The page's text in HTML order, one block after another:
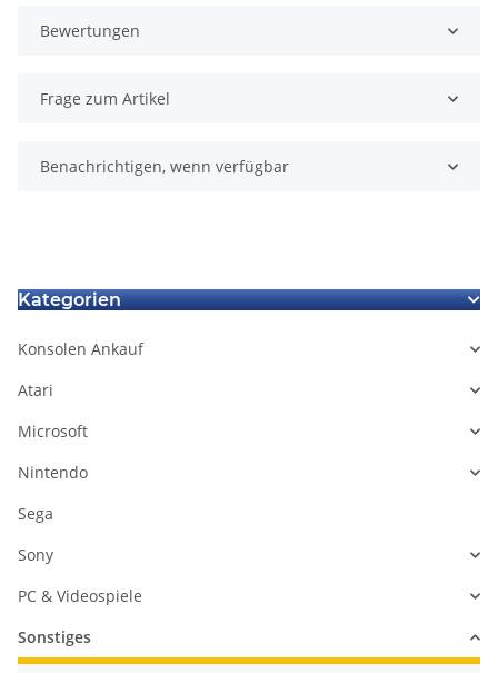
Bewertungen
Frage zum Artikel
Benachrichtigen, wenn verfügbar
Kategorien
Konsolen Ankauf
Atari
Microsoft
Nintendo
Sega
Sony
PC & Videospiele
Sonstiges